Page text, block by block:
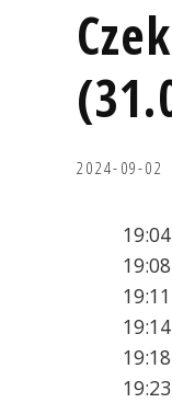
2024-09-02